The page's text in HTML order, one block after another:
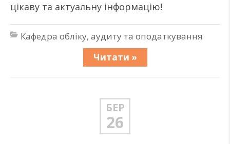
цікаву та актуальну інформацію!
Кафедра обліку, аудиту та оподаткування
Читати »
БЕР
26